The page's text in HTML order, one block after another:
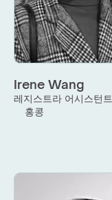
Irene Wang
레지스트라 어시스턴트
홍콩